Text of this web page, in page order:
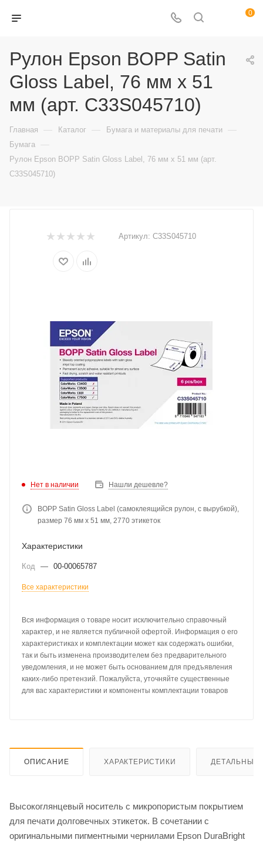
0
Рулон Epson BOPP Satin
Gloss Label, 76 мм x 51
мм (арт. C33S045710)
Главная — Каталог — Бумага и материалы для печати —
Бумага —
Рулон Epson BOPP Satin Gloss Label, 76 мм x 51 мм (арт.
C33S045710)
Артикул: C33S045710
Нет в наличии Нашли дешевле?
BOPP Satin Gloss Label (самоклеящийся рулон, с вырубкой),
размер 76 мм x 51 мм, 2770 этикеток
Характеристики
Код — 00-00065787
Все характеристики
Вся информация о товаре носит исключительно справочный
характер, и не является публичной офертой. Информация о его
характеристиках и комплектации может как содержать ошибки,
так и быть изменена производителем без предварительного
уведомления, и не может быть основанием для предъявления
каких-либо претензий. Пожалуйста, уточняйте существенные
для вас характеристики и компоненты комплектации товаров
ОПИСАНИЕ ХАРАКТЕРИСТИКИ ДЕТАЛЬНЫЕ
Высокоглянцевый носитель с микропористым покрытием
для печати долговечных этикеток. В сочетании с
оригинальными пигментными чернилами Epson DuraBright